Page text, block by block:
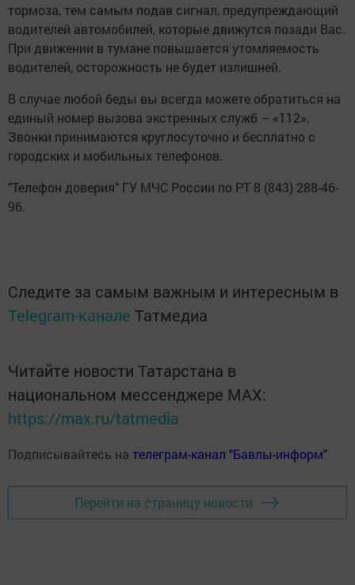
тормоза, тем самым подав сигнал, предупреждающий
водителей автомобилей, которые движутся позади Вас.
При движении в тумане повышается утомляемость
водителей, осторожность не будет излишней.
В случае любой беды вы всегда можете обратиться на
единый номер вызова экстренных служб – «112».
Звонки принимаются круглосуточно и бесплатно с
городских и мобильных телефонов.
"Телефон доверия" ГУ МЧС России по РТ 8 (843) 288-46-
96.
Следите за самым важным и интересным в
Telegram-канале Татмедиа
Читайте новости Татарстана в
национальном мессенджере MАХ:
https://max.ru/tatmedia
Подписывайтесь на телеграм-канал "Бавлы-информ"
Перейти на страницу новости